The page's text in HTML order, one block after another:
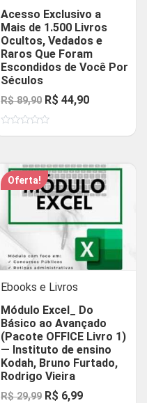
Acesso Exclusivo a
Mais de 1.500 Livros
Ocultos, Vedados e
Raros Que Foram
Escondidos de Você Por
Séculos
R$89,90 O
preço
original
R$ 89,90.
R$ 44,90O
atual
R$ 44,90.
Oferta!
Ebooks e Livros
Módulo Excel_ Do
Básico ao Avançado
(Pacote OFFICE Livro 1)
— Instituto de ensino
Kodah, Bruno Furtado,
Rodrigo Vieira
R$29,99 O
R$ 6,99O